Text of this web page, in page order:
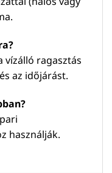
vízálló ragasztás
az időjárást.
használják.